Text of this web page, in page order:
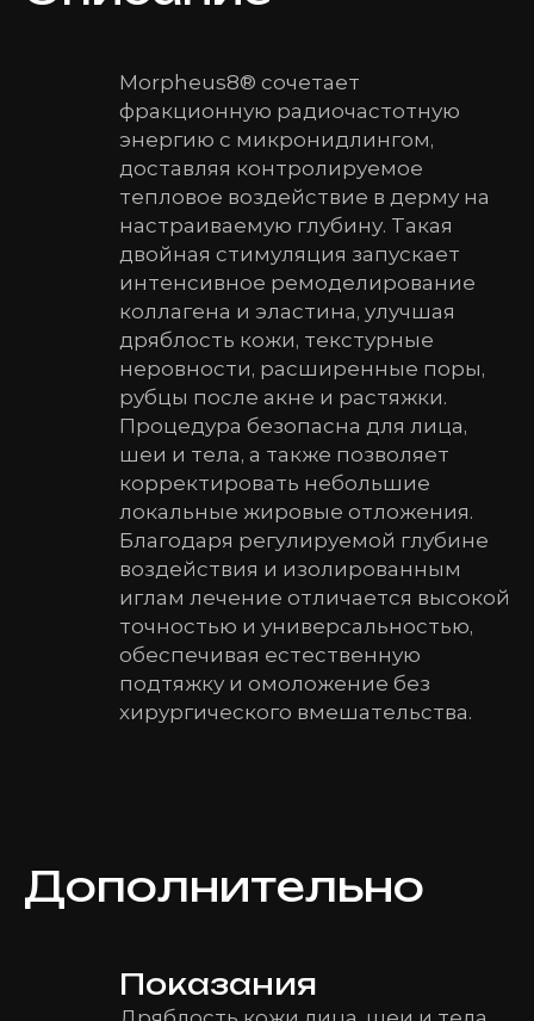
Morpheus8® сочетает
фракционную радиочастотную
энергию с микронидлингом,
доставляя контролируемое
тепловое воздействие в дерму на
настраиваемую глубину. Такая
двойная стимуляция запускает
интенсивное ремоделирование
коллагена и эластина, улучшая
дряблость кожи, текстурные
неровности, расширенные поры,
рубцы после акне и растяжки.
Процедура безопасна для лица,
шеи и тела, а также позволяет
корректировать небольшие
локальные жировые отложения.
Благодаря регулируемой глубине
воздействия и изолированным
иглам лечение отличается высокой
точностью и универсальностью,
обеспечивая естественную
подтяжку и омоложение без
хирургического вмешательства.
Дополнительно
Показания